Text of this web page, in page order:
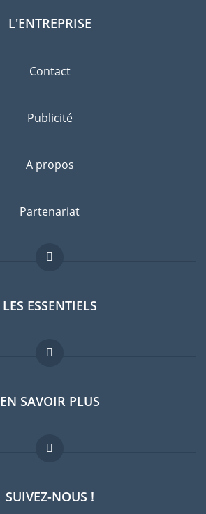
L'ENTREPRISE
Contact
Publicité
A propos
Partenariat
LES ESSENTIELS
Forum expatriés
Guides pays
Offres d'emploi
EN SAVOIR PLUS
FAQ
Experts
SUIVEZ-NOUS !